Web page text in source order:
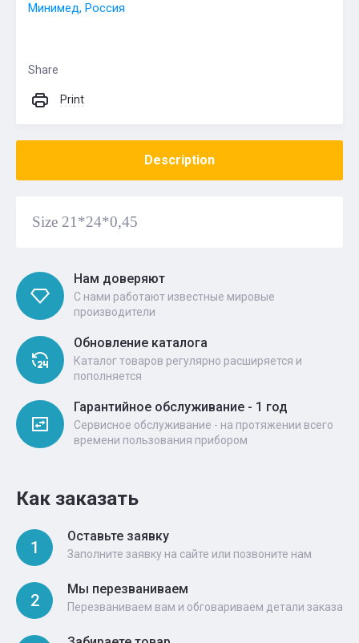
Минимед, Россия
Share
Print
Description
Size 21*24*0,45
Нам доверяют
С нами работают известные мировые
производители
Обновление каталога
Каталог товаров регулярно расширяется и
пополняется
Гарантийное обслуживание - 1 год
Сервисное обслуживание - на протяжении всего
времени пользования прибором
Как заказать
1
Оставьте заявку
Заполните заявку на сайте или позвоните нам
2
Мы перезваниваем
Перезваниваем вам и обговариваем детали заказа